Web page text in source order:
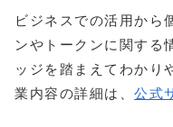
ビジネスでの活用から
ンやトークンに関する
ッジを踏まえてわかり
業内容の詳細は、 公式